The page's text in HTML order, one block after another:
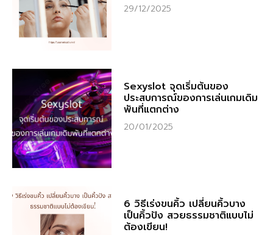
29/12/2025
Sexyslot จุดเริ่มต้นของ
ประสบการณ์ของการเล่นเกมเดิม
พันที่แตกต่าง
20/01/2025
6 วิธีเร่งขนคิ้ว เปลี่ยนคิ้วบาง
เป็นคิ้วปัง สวยธรรมชาติแบบไม่
ต้องเขียน!